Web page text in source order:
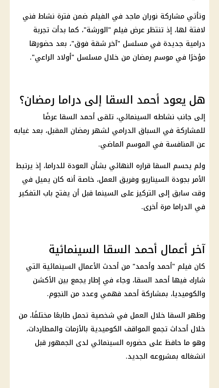
وتأتي مشاركة نوران ماجد في الفيلم ضمن فترة نشاط فني
لافتة لها، إذ تنتظر عرض فيلم "الورشة"، كما بدأت تجربة
درامية جديدة في مسلسل "آخر شقة فوق"، بعد حضورها
مؤخرًا في موسم رمضان من خلال مسلسل "أولاد الراعي".
هل يعود أحمد السقا إلى دراما رمضان؟
إلى جانب نشاطه السينمائي، تلقى أحمد السقا عرضًا
للمشاركة في السباق الدرامي لشهر رمضان المقبل، بعد غيابه
عن المنافسة في الموسم الماضي.
ولم يحسم السقا قراره النهائي بشأن العودة للدراما، إذ يرتبط
الأمر بجودة السيناريو وفريق العمل، خاصة أنه كان يميل في
وقت سابق إلى التركيز على السينما قبل أن يفتح باب التفكير
في الدراما مرة أخرى.
آخر أعمال أحمد السقا السينمائية
كان فيلم "أحمد وأحمد" من أحدث الأعمال السينمائية التي
شارك فيها أحمد السقا، وجاء في إطار يجمع بين الأكشن
والكوميديا، بمشاركة أحمد فهمي وعدد من النجوم.
وظهر السقا خلال العمل في شخصية تحمل طابعًا مختلفًا، من
خلال أحداث تجمع المواقف الكوميدية بالأزمات والمطاردات،
وهو ما حافظ على حضوره السينمائي لدى الجمهور قبل
انشغاله بمشروعه الجديد.